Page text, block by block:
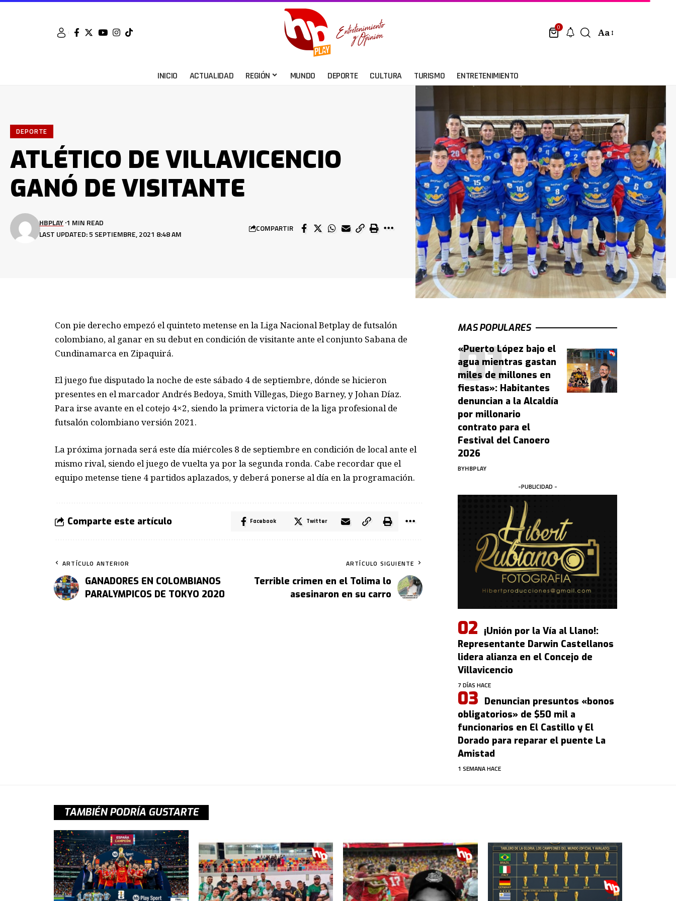
0 Aa
INICIO ACTUALIDAD REGIÓN MUNDO DEPORTE CULTURA TURISMO ENTRETENIMIENTO
DEPORTE
ATLÉTICO DE VILLAVICENCIO
GANÓ DE VISITANTE
LAST UPDATED: 5 SEPTIEMBRE, 2021 8:48 AM
HBPLAY 1 MIN READ
COMPARTIR
Con pie derecho empezó el quinteto metense en la Liga Nacional Betplay de futsalón
colombiano, al ganar en su debut en condición de visitante ante el conjunto Sabana de
Cundinamarca en Zipaquirá.
El juego fue disputado la noche de este sábado 4 de septiembre, dónde se hicieron
presentes en el marcador Andrés Bedoya, Smith Villegas, Diego Barney, y Johan Díaz.
Para irse avante en el cotejo 4×2, siendo la primera victoria de la liga profesional de
futsalón colombiano versión 2021.
La próxima jornada será este día miércoles 8 de septiembre en condición de local ante el
mismo rival, siendo el juego de vuelta ya por la segunda ronda. Cabe recordar que el
equipo metense tiene 4 partidos aplazados, y deberá ponerse al día en la programación.
Comparte este artículo Facebook Twitter
ARTÍCULO ANTERIOR
GANADORES EN COLOMBIANOS
PARALYMPICOS DE TOKYO 2020
ARTÍCULO SIGUIENTE
Terrible crimen en el Tolima lo
asesinaron en su carro
MAS POPULARES
«Puerto López bajo el
agua mientras gastan
miles de millones en
fiestas»: Habitantes
denuncian a la Alcaldía
por millonario
contrato para el
Festival del Canoero
2026
BYHBPLAY
-PUBLICIDAD -
¡Unión por la Vía al Llano!:
Representante Darwin Castellanos
lidera alianza en el Concejo de
Villavicencio
7 DÍAS HACE
Denuncian presuntos «bonos
obligatorios» de $50 mil a
funcionarios en El Castillo y El
Dorado para reparar el puente La
Amistad
1 SEMANA HACE
TAMBIÉN PODRÍA GUSTARTE